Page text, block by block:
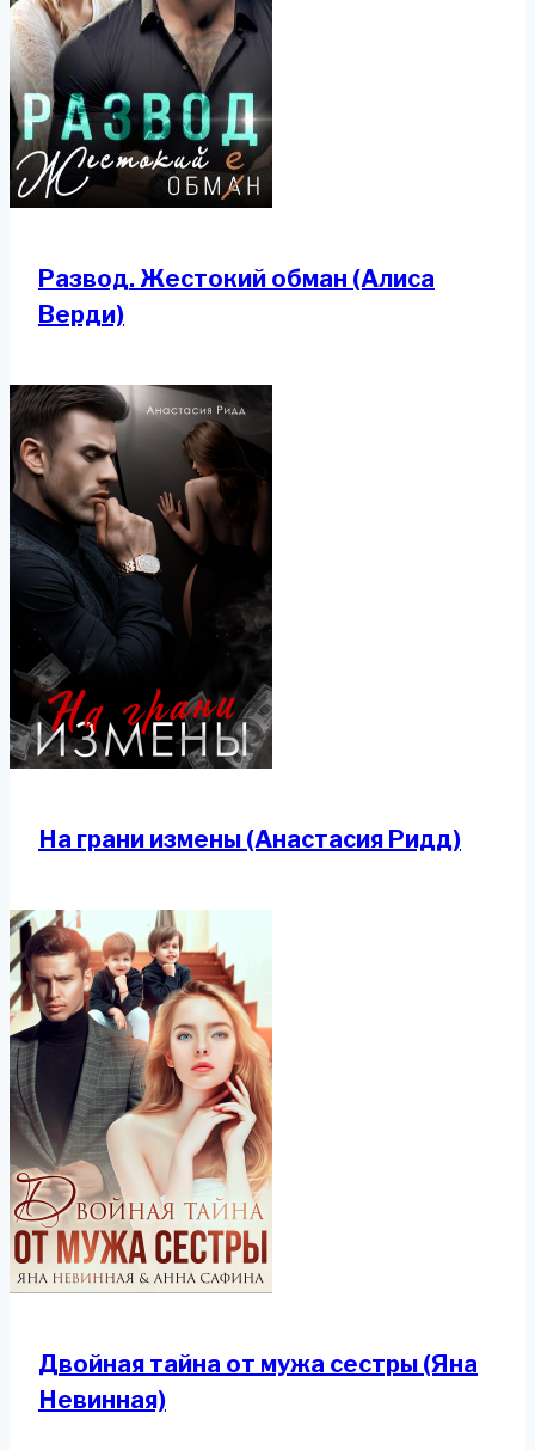
Развод. Жестокий обман (Алиса
Верди)
На грани измены (Анастасия Ридд)
Двойная тайна от мужа сестры (Яна
Невинная)